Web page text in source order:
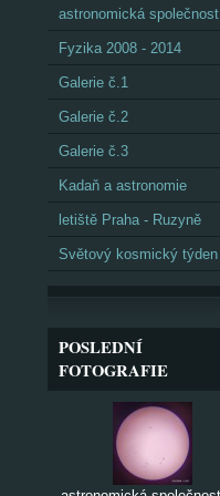
astronomická
Fyzika 2008 - 2014
Galerie č.1
Galerie č.2
Galerie č.3
Kadaň a astronomie
letiště Praha - Ruzyně
Světový kosmický týden
POSLEDNÍ
FOTOGRAFIE